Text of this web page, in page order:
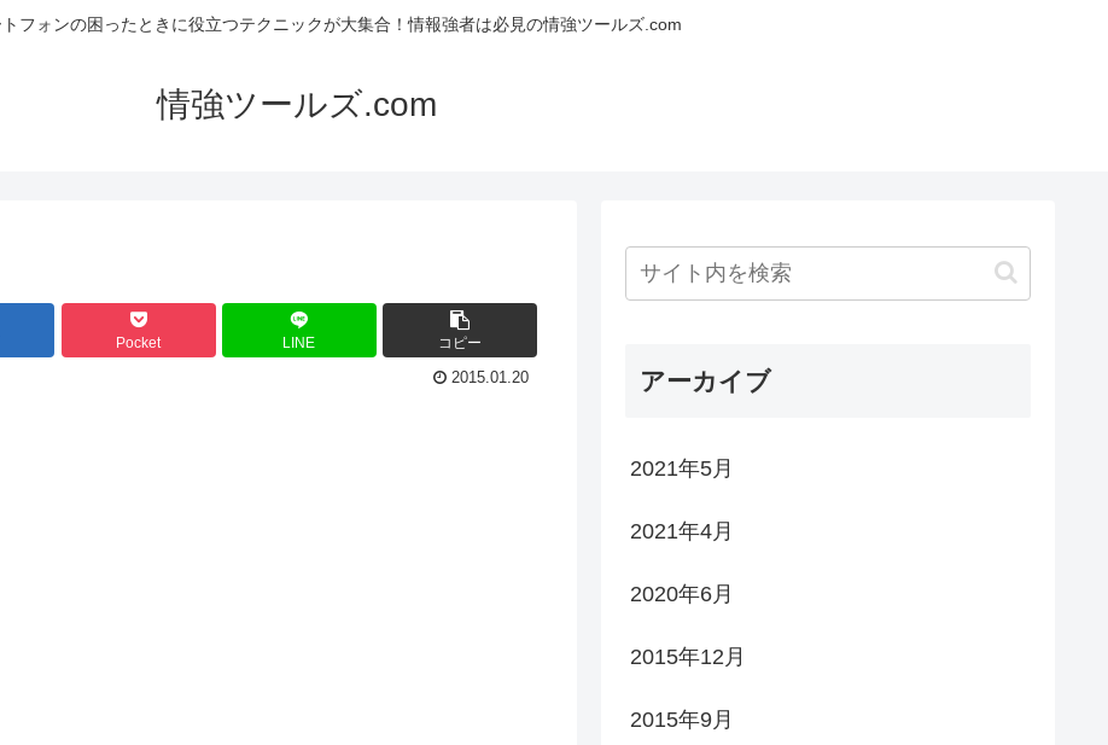
フォンの困ったときに役立つテクニックが大集合！情報強者は必見の情強ツールズ.com
情強ツールズ.com
Pocket LINE コピー
2015.01.20 アーカイブ
2021年5月
2021年4月
2020年6月
2015年12月
2015年9月